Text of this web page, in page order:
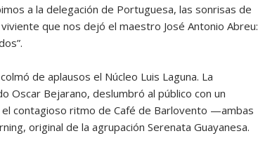
a la delegación de Portuguesa, las sonrisas de
que nos dejó el maestro José Antonio Abreu:
de aplausos el Núcleo Luis Laguna. La
Oscar Bejarano, deslumbró al público con un
contagioso ritmo de Café de Barlovento —ambas
original de la agrupación Serenata Guayanesa.